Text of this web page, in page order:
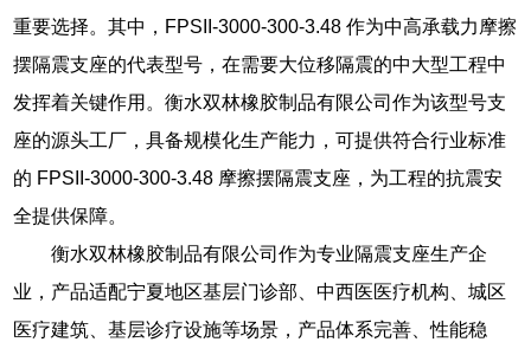
重要选择。其中，FPSII-3000-300-3.48 作为中高承载力摩擦
摆隔震支座的代表型号，在需要大位移隔震的中大型工程中
发挥着关键作用。衡水双林橡胶制品有限公司作为该型号支
座的源头工厂，具备规模化生产能力，可提供符合行业标准
的 FPSII-3000-300-3.48 摩擦摆隔震支座，为工程的抗震安
全提供保障。
衡水双林橡胶制品有限公司作为专业隔震支座生产企
业，产品适配宁夏地区基层门诊部、中西医医疗机构、城区
医疗建筑、基层诊疗设施等场景，产品体系完善、性能稳